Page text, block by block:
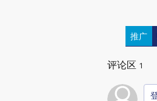
推广
评论区 1